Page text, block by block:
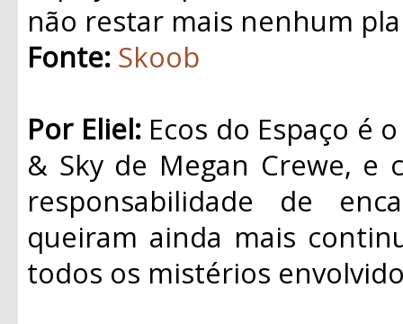
não restar mais nenhum
Fonte: Skoob
Por Eliel:Ecos do Espaço é
& Sky de Megan Crewe,
responsabilidade de
queiram ainda mais
todos os mistérios